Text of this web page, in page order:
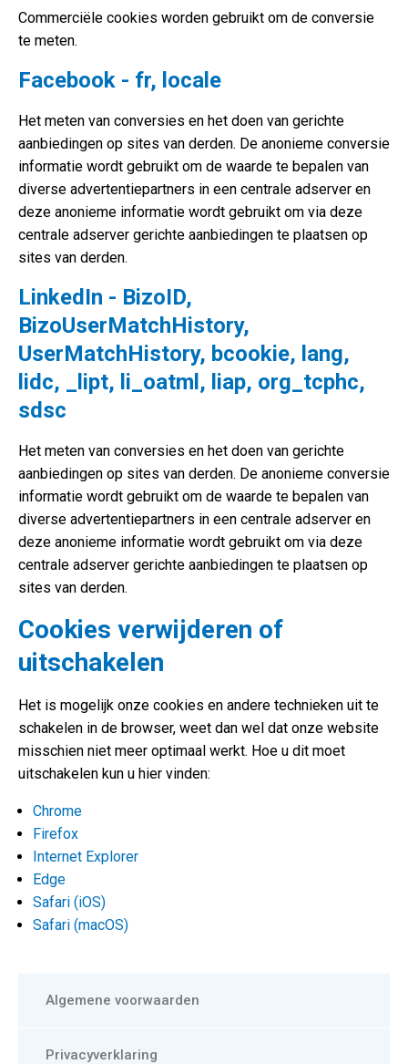
Algemene voorwaarden
Privacyverklaring
Commerciële cookies worden gebruikt om de conversie
te meten.
Facebook - fr, locale
Het meten van conversies en het doen van gerichte
aanbiedingen op sites van derden. De anonieme conversie
informatie wordt gebruikt om de waarde te bepalen van
diverse advertentiepartners in een centrale adserver en
deze anonieme informatie wordt gebruikt om via deze
centrale adserver gerichte aanbiedingen te plaatsen op
sites van derden.
LinkedIn - BizoID,
BizoUserMatchHistory,
UserMatchHistory, bcookie, lang,
lidc, _lipt, li_oatml, liap, org_tcphc,
sdsc
Het meten van conversies en het doen van gerichte
aanbiedingen op sites van derden. De anonieme conversie
informatie wordt gebruikt om de waarde te bepalen van
diverse advertentiepartners in een centrale adserver en
deze anonieme informatie wordt gebruikt om via deze
centrale adserver gerichte aanbiedingen te plaatsen op
sites van derden.
Cookies verwijderen of
uitschakelen
Het is mogelijk onze cookies en andere technieken uit te
schakelen in de browser, weet dan wel dat onze website
misschien niet meer optimaal werkt. Hoe u dit moet
uitschakelen kun u hier vinden:
Chrome
Firefox
Internet Explorer
Edge
Safari (iOS)
Safari (macOS)